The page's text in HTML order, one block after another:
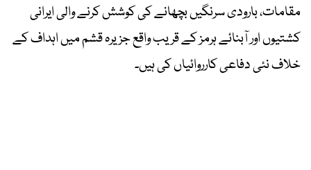
مقامات، بارودی سرنگیں بچھانے کی کوشش کرنے والی ایرانی
کشتیوں اور آبنائے ہرمز کے قریب واقع جزیرہ قشم میں اہداف کے
خلاف نئی دفاعی کارروائیاں کی ہیں۔